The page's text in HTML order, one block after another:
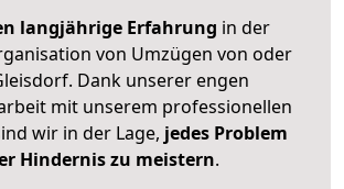
langjährige Erfahrung in der
von Umzügen von oder
Dank unserer engen
mit unserem professionellen
wir in der Lage, jedes Problem
Hindernis zu meistern.